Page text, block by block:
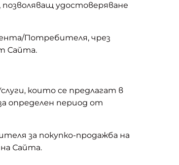
удостоверяване
Потребителя, чрез
Сайта.
които се предлагат в
определен период от
за покупко-продажба на
Сайта.